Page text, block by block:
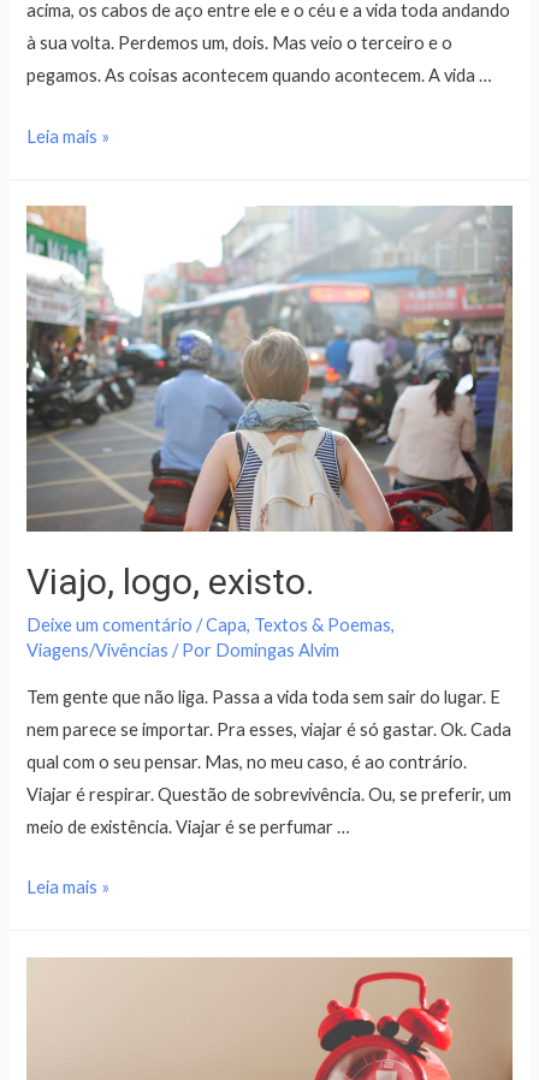
acima, os cabos de aço entre ele e o céu e a vida toda andando
à sua volta. Perdemos um, dois. Mas veio o terceiro e o
pegamos. As coisas acontecem quando acontecem. A vida …
Leia mais »
Viajo, logo, existo.
Deixe um comentário /Capa, Textos & Poemas,
Viagens/Vivências / Por Domingas Alvim
Tem gente que não liga. Passa a vida toda sem sair do lugar. E
nem parece se importar. Pra esses, viajar é só gastar. Ok. Cada
qual com o seu pensar. Mas, no meu caso, é ao contrário.
Viajar é respirar. Questão de sobrevivência. Ou, se preferir, um
meio de existência. Viajar é se perfumar …
Leia mais »